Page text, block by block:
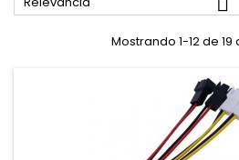
Mostrando 1-12 de